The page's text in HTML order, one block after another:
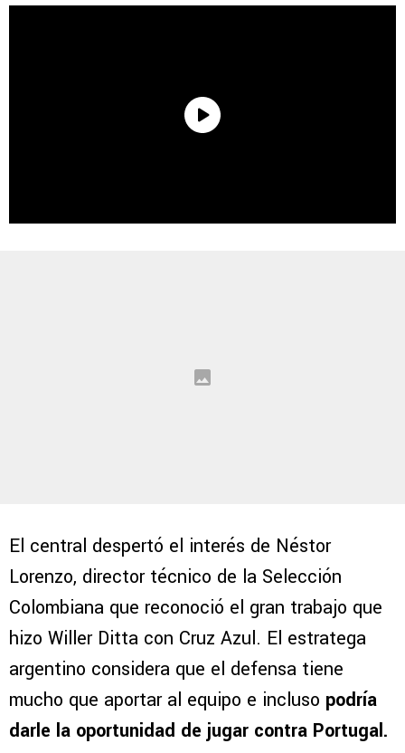
El central despertó el interés de Néstor
Lorenzo, director técnico de la Selección
Colombiana que reconoció el gran trabajo que
hizo Willer Ditta con Cruz Azul. El estratega
argentino considera que el defensa tiene
mucho que aportar al equipo e incluso podría
darle la oportunidad de jugar contra Portugal.